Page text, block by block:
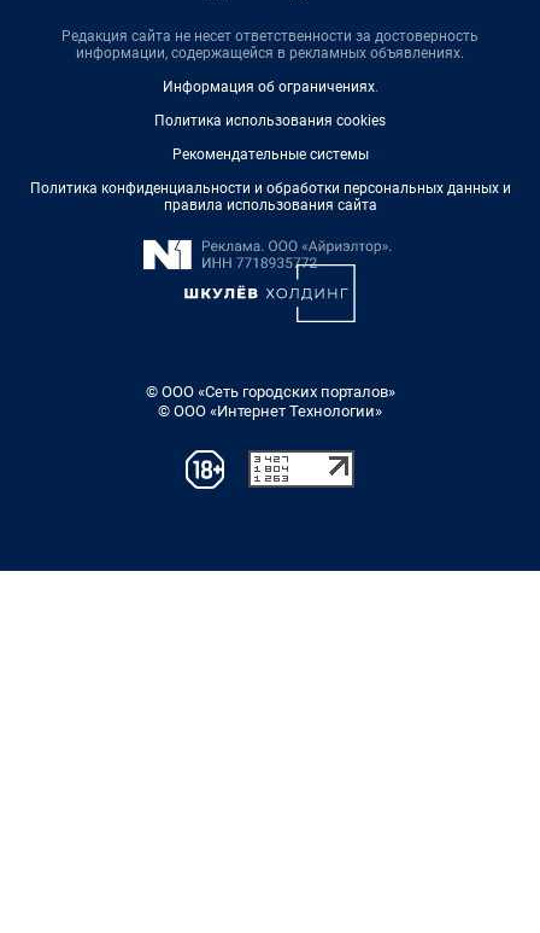
Редакция сайта не несет ответственности за достоверность
информации, содержащейся в рекламных объявлениях.
Информация об ограничениях.
Политика использования cookies
Рекомендательные системы
Политика конфиденциальности и обработки персональных данных и
правила использования сайта
© ООО «Сеть городских порталов»
© ООО «Интернет Технологии»